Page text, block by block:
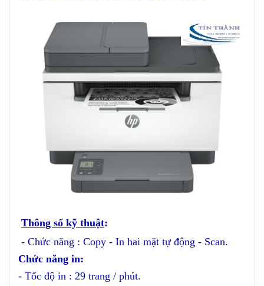
Thông số kỹ thuật:
- Chức năng : Copy - In hai mặt tự động - Scan.
Chức năng in:
- Tốc độ in : 29 trang / phút.